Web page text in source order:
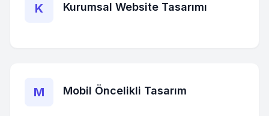
K Kurumsal Website Tasarımı
M Mobil Öncelikli Tasarım